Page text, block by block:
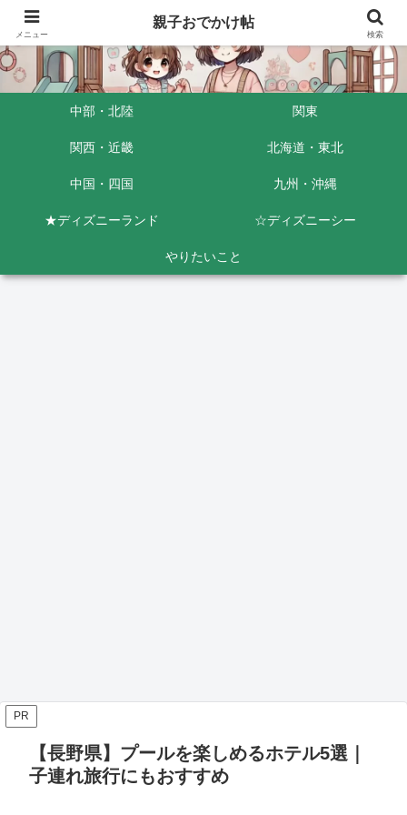
中部・北陸 関東
関西・近畿 北海道・東北
中国・四国 九州・沖縄
★ディズニーランド ☆ディズニーシー
やりたいこと
PR
【長野県】プールを楽しめるホテル5選｜
子連れ旅行にもおすすめ
メニュー
親子おでかけ帖
検索